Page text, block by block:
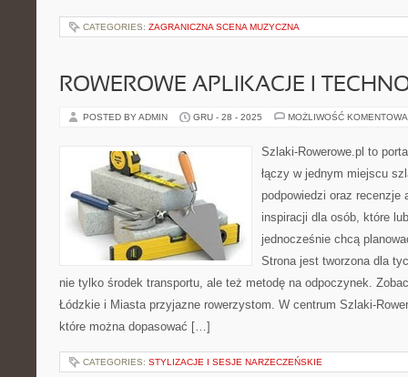
CATEGORIES: ZAGRANICZNA SCENA MUZYCZNA
ROWEROWE APLIKACJE I
POSTED BY ADMIN GRU - 28 - 2025 MOŻLIWOŚĆ
Szlaki-Rowerowe.pl to
łączy w jednym miejscu
podpowiedzi oraz recenzje
inspiracji dla osób, które
jednocześnie chcą
Strona jest tworzona dla
nie tylko środek transportu, ale też metodę na odpoczynek.
Łódzkie i Miasta przyjazne rowerzystom. W centrum Szlaki-
które można dopasować […]
CATEGORIES: STYLIZACJE I SESJE NARZECZEŃSKIE